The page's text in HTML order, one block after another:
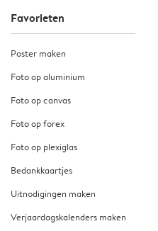
Favorieten
Poster maken
Foto op aluminium
Foto op canvas
Foto op forex
Foto op plexiglas
Bedankkaartjes
Uitnodigingen maken
Verjaardagskalenders maken